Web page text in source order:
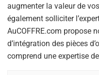
augmenter la valeur de
également solliciter
AuCOFFRE.com propose
d’intégration des pièces
comprend une expertise